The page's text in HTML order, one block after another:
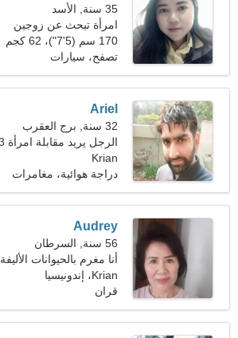
35 سنة, الأسد
امرأة تبحث عن زوجين
170 سم (5'7")، 62 كجم
(136 رطلا)
تصفح، سيارات
Ariel
32 سنة, برج العقرب
28
Krian
دراجة هوائية، مغامرات
Audrey
56 سنة, السرطان
أنا مغرم بالحيوانات الأليفة
والكاريوكي
Krian، إندونيسيا
قران